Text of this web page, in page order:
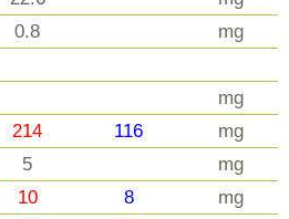
0.8
mg
mg
214 116
mg
5
mg
10 8
mg